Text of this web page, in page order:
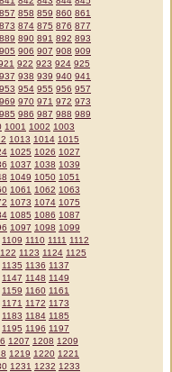
857 858 859 860 861
873 874 875 876 877
889 890 891 892 893
905 906 907 908 909
922 923 924 925
937 938 939 940 941
953 954 955 956 957
969 970 971 972 973
985 986 987 988 989
1001 1002 1003
1013 1014 1015
1025 1026 1027
1037 1038 1039
1049 1050 1051
1061 1062 1063
1073 1074 1075
1085 1086 1087
1097 1098 1099
1109 1110 1111 1112
1123 1124 1125
1135 1136 1137
1147 1148 1149
1159 1160 1161
1171 1172 1173
1183 1184 1185
1195 1196 1197
1207 1208 1209
1219 1220 1221
1231 1232 1233